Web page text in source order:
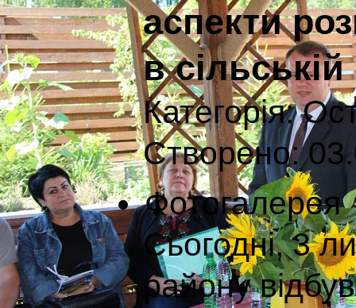
аспекти
в сільській
Категорія:
Створено:
Фотогалерея
Сьогодні, 3
району